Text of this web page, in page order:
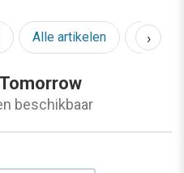
Alle artikelen AI &
›
beschikbaar